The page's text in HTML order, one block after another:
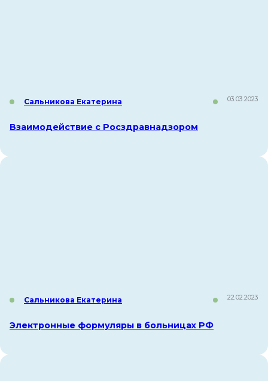
Сальникова Екатерина 03.03.2023
Взаимодействие с Росздравнадзором
Сальникова Екатерина 22.02.2023
Электронные формуляры в больницах РФ